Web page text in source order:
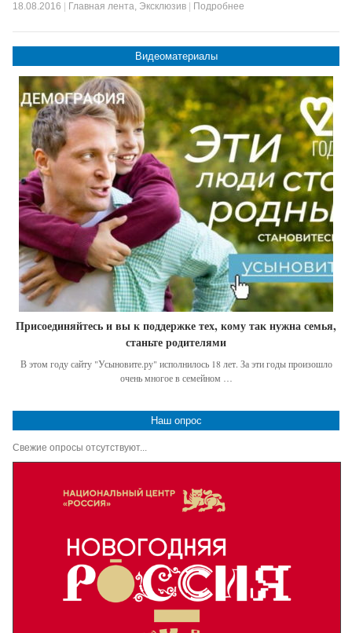
18.08.2016 Главная лента, Эксклюзив Подробнее
Видеоматериалы
Присоединяйтесь и вы к поддержке тех, кому так нужна семья,
станьте родителями
В этом году сайту "Усыновите.ру" исполнилось 18 лет. За эти годы произошло
очень многое в семейном …
Наш опрос
Свежие опросы отсутствуют...